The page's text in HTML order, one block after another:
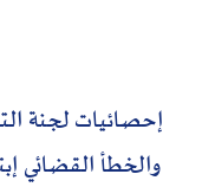
إحصائيات لجنة
والخطأ القضائي